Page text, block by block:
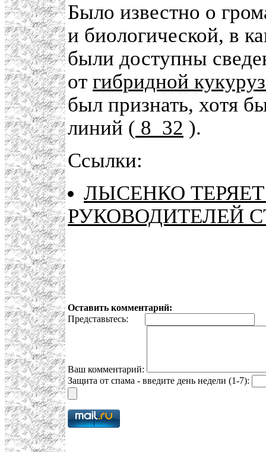
Было известно о
и биологической, в
были доступны
от гибридной
был признать, хотя
линий ( 8_32 ).
Ссылки:
ЛЫСЕНКО
РУКОВОДИТЕЛЕЙ
Оставить комментарий:
Представьтесь:
Ваш комментарий:
Защита от спама - введите день недели (1-7):